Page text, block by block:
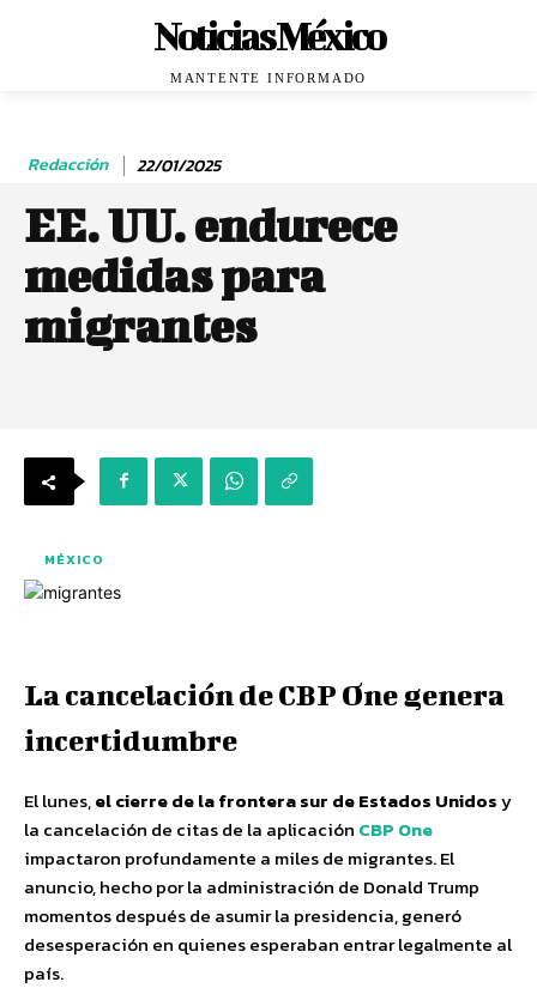
Noticias México
MANTENTE INFORMADO
Redacción 22/01/2025
EE. UU. endurece
medidas para
migrantes
MÉXICO
La cancelación de CBP One genera
incertidumbre
El lunes,el cierre de la frontera sur de Estados Unidosy
la cancelación de citas de la aplicación CBP One
impactaron profundamente a miles de migrantes. El
anuncio, hecho por la administración de Donald Trump
momentos después de asumir la presidencia, generó
desesperación en quienes esperaban entrar legalmente al
país.